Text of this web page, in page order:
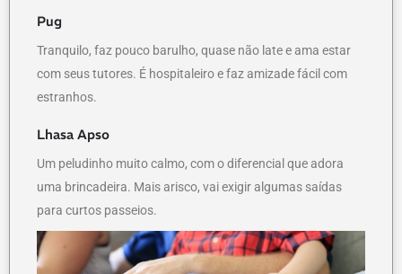
Pug
Tranquilo, faz pouco barulho, quase não late e ama estar
com seus tutores. É hospitaleiro e faz amizade fácil com
estranhos.
Lhasa Apso
Um peludinho muito calmo, com o diferencial que adora
uma brincadeira. Mais arisco, vai exigir algumas saídas
para curtos passeios.